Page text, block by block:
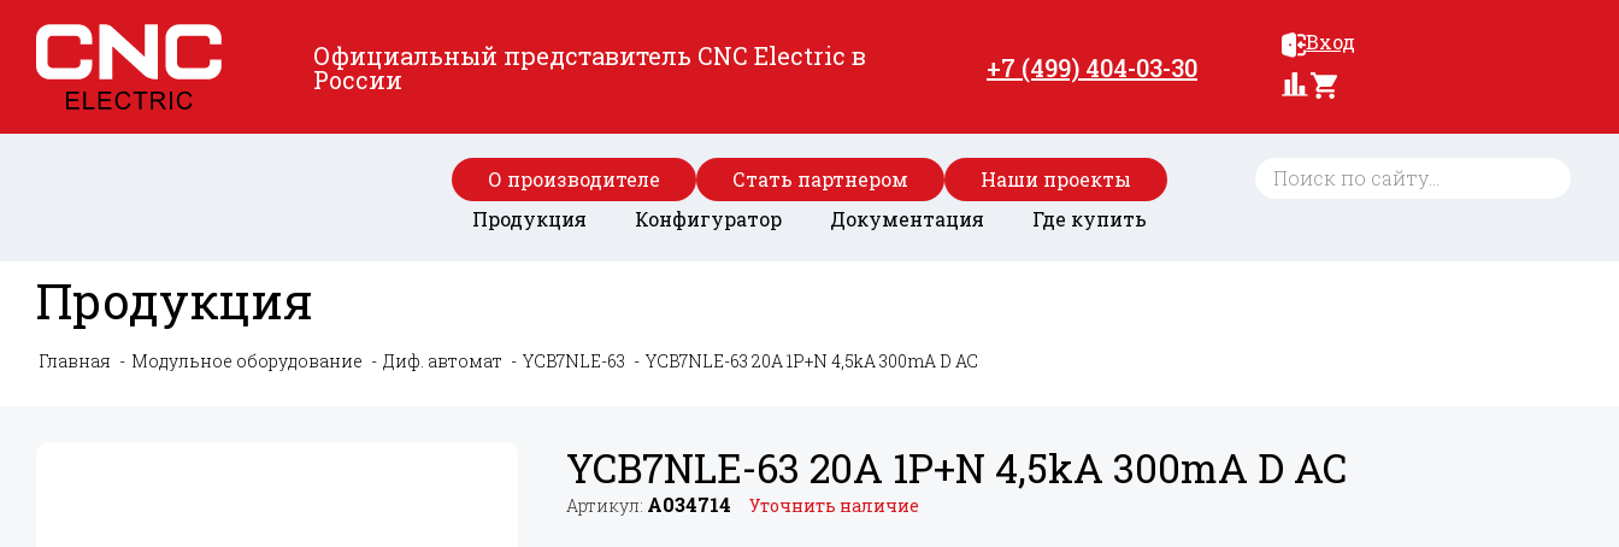
Официальный представитель CNC Electric в
России +7 (499) 404-03-30
Вход
О производителе Стать партнером
Наши проекты
Продукция
Конфигуратор Документация Где купить
Продукция
Главная Модульное оборудование Диф. автомат YCB7NLE-63 YCB7NLE-63 20A 1P+N 4,5kA 300mA D AC
YCB7NLE-63 20A 1P+N 4,5kA 300mA D AC
Артикул: A034714 Уточнить наличие